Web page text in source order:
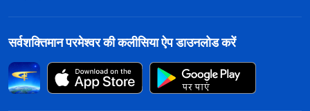
सर्वशक्तिमान परमेश्वर की कलीसिया ऐप डाउनलोड करें